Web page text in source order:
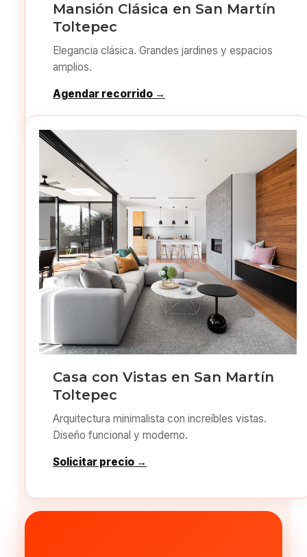
Mansión Clásica en San Martín
Toltepec
Elegancia clásica. Grandes jardines y espacios
amplios.
Agendar recorrido →
Casa con Vistas en San Martín
Toltepec
Arquitectura minimalista con increíbles vistas.
Diseño funcional y moderno.
Solicitar precio →